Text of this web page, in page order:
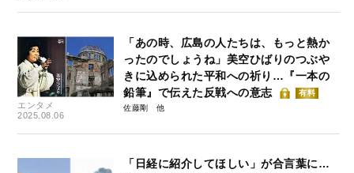
エンタメ
2025.08.06
「あの時、広島の人たちは、もっと熱か
ったのでしょうね」美空ひばりのつぶや
きに込められた平和への祈り…『一本の
鉛筆』で伝えた反戦への意志
有料
佐藤剛
「日経に紹介してほしい」が合言葉に…